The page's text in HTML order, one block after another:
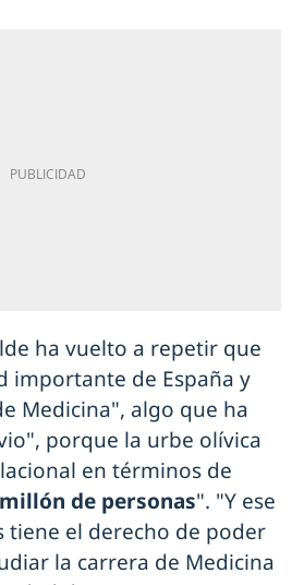
ha vuelto a repetir que
importante de España y
Medicina", algo que ha
porque la urbe olívica
en términos de
de personas". "Y ese
tiene el derecho de poder
la carrera de Medicina